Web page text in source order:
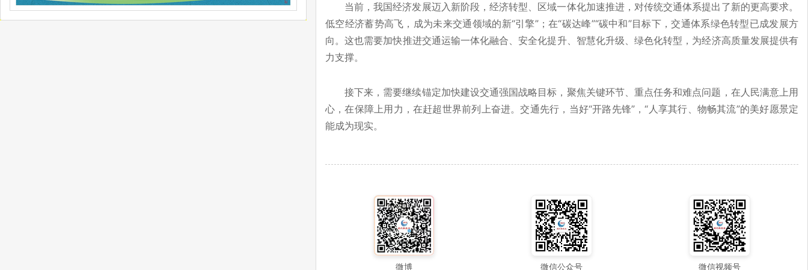
当前，我国经济发展迈入新阶段，经济转型、区域一体化加速推进，对传统交通体系提出了新的更高要求。
低空经济蓄势高飞，成为未来交通领域的新“引擎”；在“碳达峰”“碳中和”目标下，交通体系绿色转型已成发展方
向。这也需要加快推进交通运输一体化融合、安全化提升、智慧化升级、绿色化转型，为经济高质量发展提供有
力支撑。
接下来，需要继续锚定加快建设交通强国战略目标，聚焦关键环节、重点任务和难点问题，在人民满意上用
心，在保障上用力，在赶超世界前列上奋进。交通先行，当好“开路先锋”，“人享其行、物畅其流”的美好愿景定
能成为现实。
微博 微信公众号 微信视频号